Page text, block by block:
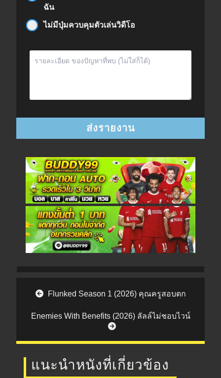
ฉัน
ไม่มีปุ่มควบคุมตัวเล่นวิดีโอ
Post navigation
Flunked Season 1 (2026) คุณครูสอบตก
Enemies With Benefits (2026) ลัลล์ไม่ชอบไวน์
แนะนำหนังที่เกี่ยวข้อง